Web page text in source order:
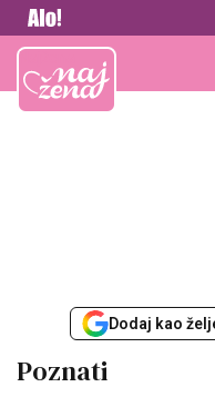
Vesti
Najžena
Dodaj kao
Poznati